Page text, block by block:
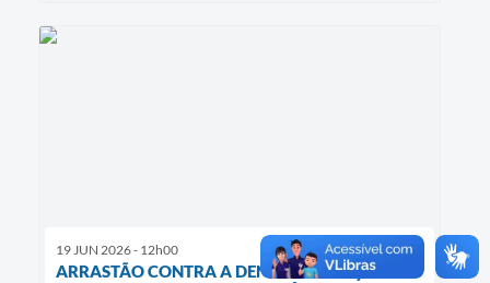
19 JUN 2026 - 12h00
ARRASTÃO CONTRA A DENGUE COMEÇA